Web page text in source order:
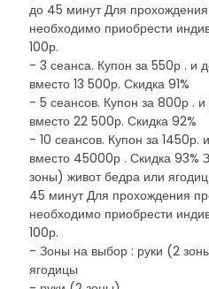
до 45 минут Для
необходимо приобрести
100р.
- 3 сеанса. Купон за 550р . и
вместо 13 500р. Скидка 91%
- 5 сеансов. Купон за 800р .
вместо 22 500р. Скидка 92%
- 10 сеансов. Купон за 1450р.
вместо 45000р . Скидка 93%
зоны) живот бедра или
45 минут Для прохождения
необходимо приобрести
100р.
- Зоны на выбор : руки (2
ягодицы